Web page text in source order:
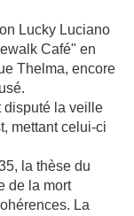
Lucky Luciano
Café" en
Thelma, encore
disputé la veille
mettant celui-ci
la thèse du
de la mort
La